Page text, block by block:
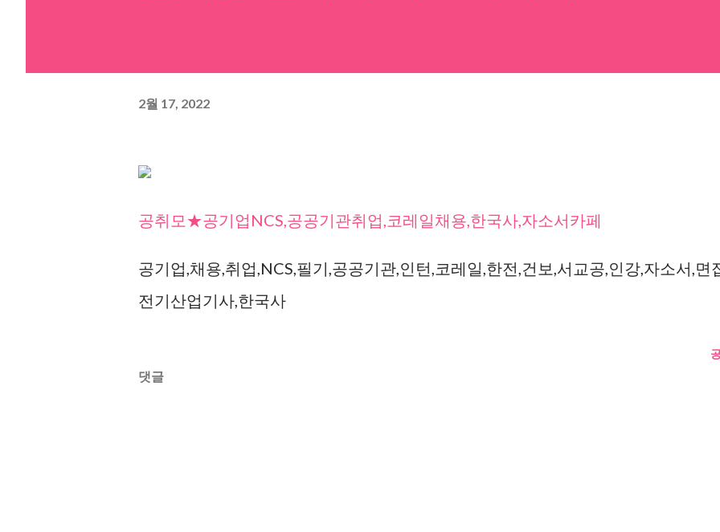
2월 17, 2022
공취모★공기업NCS,공공기관취업,코레일채용,한국사,자소서카페
공기업,채용,취업,NCS,필기,공공기관,인턴,코레일,한전,건보,서교공,인강,자소서,면
전기산업기사,한국사
댓글